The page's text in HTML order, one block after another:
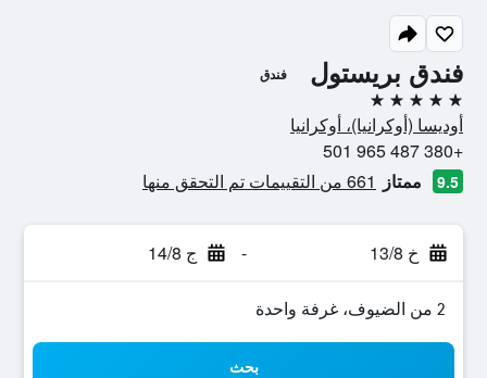
فندق بريستول فندق
5 نجوم
أوديسا (أوكرانيا)، أوكرانيا
+380 487 965 501
9.5 ممتاز 661 من التقييمات تم التحقق منها
خ 13/8 - ج 14/8
2 من الضيوف، غرفة واحدة
بحث